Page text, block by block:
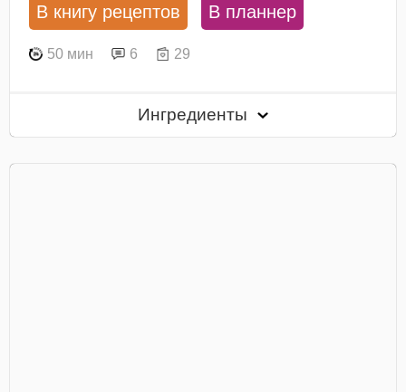
В книгу рецептов В планнер
50 мин 6 29
Ингредиенты